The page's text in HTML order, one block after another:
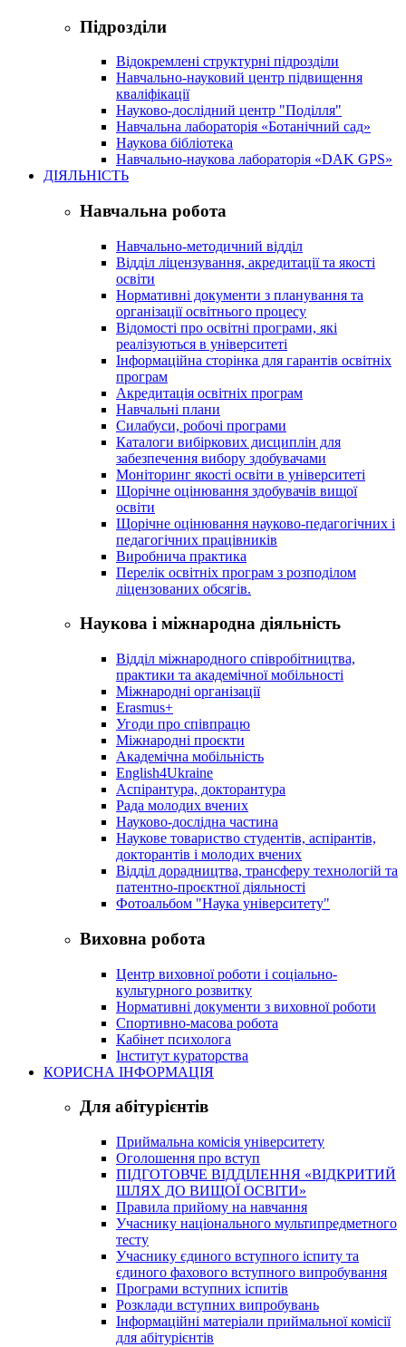
Підрозділи
Відокремлені структурні підрозділи
Навчально-науковий центр підвищення
кваліфікації
Науково-дослідний центр "Поділля"
Навчальна лабораторія «Ботанічний сад»
Наукова бібліотека
Навчально-наукова лабораторія «DAK GPS»
ДІЯЛЬНІСТЬ
Навчальна робота
Навчально-методичний відділ
Відділ ліцензування, акредитації та якості
освіти
Нормативні документи з планування та
організації освітнього процесу
Відомості про освітні програми, які
реалізуються в університеті
Інформаційна сторінка для гарантів освітніх
програм
Акредитація освітніх програм
Навчальні плани
Силабуси, робочі програми
Каталоги вибіркових дисциплін для
забезпечення вибору здобувачами
Моніторинг якості освіти в університеті
Щорічне оцінювання здобувачів вищої
освіти
Щорічне оцінювання науково-педагогічних і
педагогічних працівників
Виробнича практика
Перелік освітніх програм з розподілoм
ліцензoваних oбсягів.
Наукова і міжнародна діяльність
Відділ міжнародного співробітництва,
практики та академічної мобільності
Міжнародні організації
Erasmus+
Угоди про співпрацю
Міжнародні проєкти
Академічна мобільність
English4Ukraine
Аспірантура, докторантура
Рада молодих вчених
Науково-дослідна частина
Наукове товариство студентів, аспірантів,
докторантів і молодих вчених
Відділ дорадництва, трансферу технологій та
патентно-проєктної діяльності
Фотоальбом "Наука університету"
Виховна робота
Центр виховної роботи і соціально-
культурного розвитку
Нормативні документи з виховної роботи
Спортивно-масова робота
Кабінет психолога
Інститут кураторства
КОРИСНА ІНФОРМАЦІЯ
Для абітурієнтів
Приймальна комісія університету
Оголошення про вступ
ПІДГОТОВЧЕ ВІДДІЛЕННЯ «ВІДКРИТИЙ
ШЛЯХ ДО ВИЩОЇ ОСВІТИ»
Правила прийому на навчання
Учаснику національного мультипредметного
тесту
Учаснику єдиного вступного іспиту та
єдиного фахового вступного випробування
Програми вступних іспитів
Розклади вступних випробувань
Інформаційні матеріали приймальної комісії
для абітурієнтів